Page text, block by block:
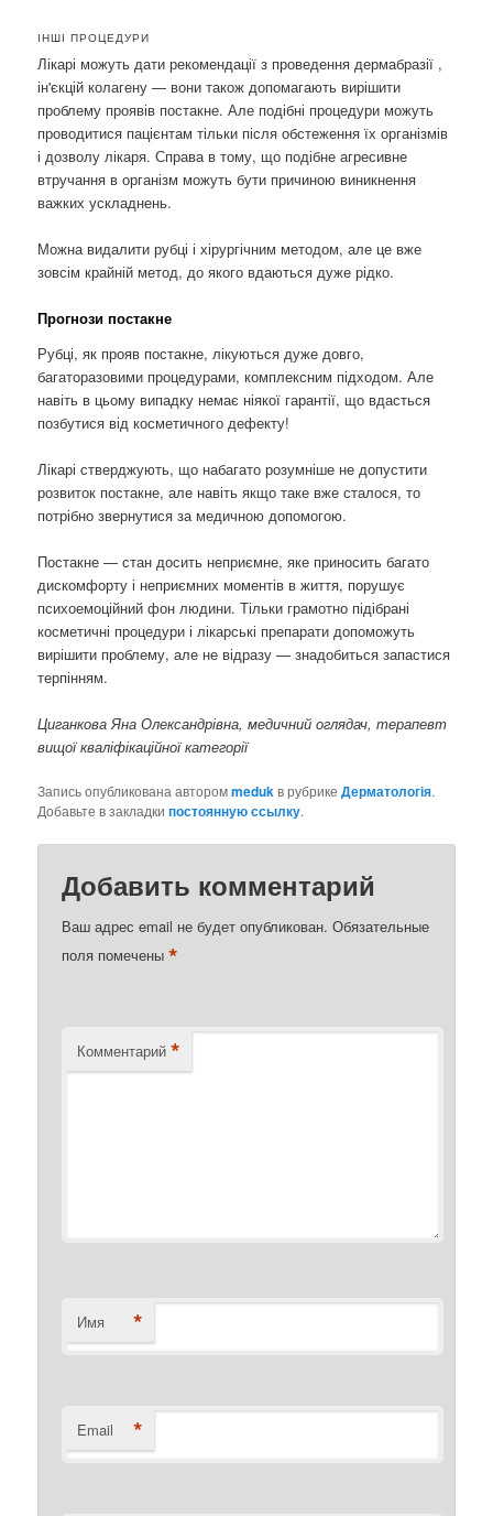
ІНШІ ПРОЦЕДУРИ
Лікарі можуть дати рекомендації з проведення дермабразії ,
ін'єкцій колагену — вони також допомагають вирішити
проблему проявів постакне. Але подібні процедури можуть
проводитися пацієнтам тільки після обстеження їх організмів
і дозволу лікаря. Справа в тому, що подібне агресивне
втручання в організм можуть бути причиною виникнення
важких ускладнень.
Можна видалити рубці і хірургічним методом, але це вже
зовсім крайній метод, до якого вдаються дуже рідко.
Прогнози постакне
Рубці, як прояв постакне, лікуються дуже довго,
багаторазовими процедурами, комплексним підходом. Але
навіть в цьому випадку немає ніякої гарантії, що вдасться
позбутися від косметичного дефекту!
Лікарі стверджують, що набагато розумніше не допустити
розвиток постакне, але навіть якщо таке вже сталося, то
потрібно звернутися за медичною допомогою.
Постакне — стан досить неприємне, яке приносить багато
дискомфорту і неприємних моментів в життя, порушує
психоемоційний фон людини. Тільки грамотно підібрані
косметичні процедури і лікарські препарати допоможуть
вирішити проблему, але не відразу — знадобиться запастися
терпінням.
Циганкова Яна Олександрівна, медичний оглядач, терапевт
вищої кваліфікаційної категорії
Запись опубликована авторомmedukв рубрикеДерматологія.
Добавьте в закладкипостоянную ссылку.
Добавить комментарий
Ваш адрес email не будет опубликован. Обязательные
поля помечены*
Комментарий *
Имя *
Email *